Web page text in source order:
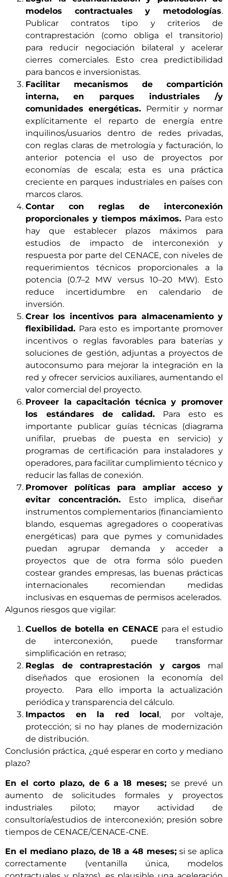
modelos contractuales y metodologías.
Publicar contratos tipo y criterios de
contraprestación (como obliga el transitorio)
para reducir negociación bilateral y acelerar
cierres comerciales. Esto crea predictibilidad
para bancos e inversionistas.
Facilitar mecanismos de compartición
interna, en parques industriales /y
comunidades energéticas. Permitir y normar
explícitamente el reparto de energía entre
inquilinos/usuarios dentro de redes privadas,
con reglas claras de metrología y facturación, lo
anterior potencia el uso de proyectos por
economías de escala; esta es una práctica
creciente en parques industriales en países con
marcos claros.
Contar con reglas de interconexión
proporcionales y tiempos máximos. Para esto
hay que establecer plazos máximos para
estudios de impacto de interconexión y
respuesta por parte del CENACE, con niveles de
requerimientos técnicos proporcionales a la
potencia (0.7–2 MW versus 10–20 MW). Esto
reduce incertidumbre en calendario de
inversión.
Crear los incentivos para almacenamiento y
flexibilidad. Para esto es importante promover
incentivos o reglas favorables para baterías y
soluciones de gestión, adjuntas a proyectos de
autoconsumo para mejorar la integración en la
red y ofrecer servicios auxiliares, aumentando el
valor comercial del proyecto.
Proveer la capacitación técnica y promover
los estándares de calidad. Para esto es
importante publicar guías técnicas (diagrama
unifilar, pruebas de puesta en servicio) y
programas de certificación para instaladores y
operadores, para facilitar cumplimiento técnico y
reducir las fallas de conexión.
Promover políticas para ampliar acceso y
evitar concentración. Esto implica, diseñar
instrumentos complementarios (financiamiento
blando, esquemas agregadores o cooperativas
energéticas) para que pymes y comunidades
puedan agrupar demanda y acceder a
proyectos que de otra forma sólo pueden
costear grandes empresas, las buenas prácticas
internacionales recomiendan medidas
inclusivas en esquemas de permisos acelerados.
Algunos riesgos que vigilar:
Cuellos de botella en CENACE para el estudio
de interconexión, puede transformar
simplificación en retraso;
Reglas de contraprestación y cargos mal
diseñados que erosionen la economía del
proyecto. Para ello importa la actualización
periódica y transparencia del cálculo.
Impactos en la red local, por voltaje,
protección; si no hay planes de modernización
de distribución.
Conclusión práctica, ¿qué esperar en corto y mediano
plazo?
En el corto plazo, de 6 a 18 meses;se prevé un
aumento de solicitudes formales y proyectos
industriales piloto; mayor actividad de
consultoría/estudios de interconexión; presión sobre
tiempos de CENACE/CENACE-CNE.
En el mediano plazo, de 18 a 48 meses; si se aplica
correctamente (ventanilla única, modelos